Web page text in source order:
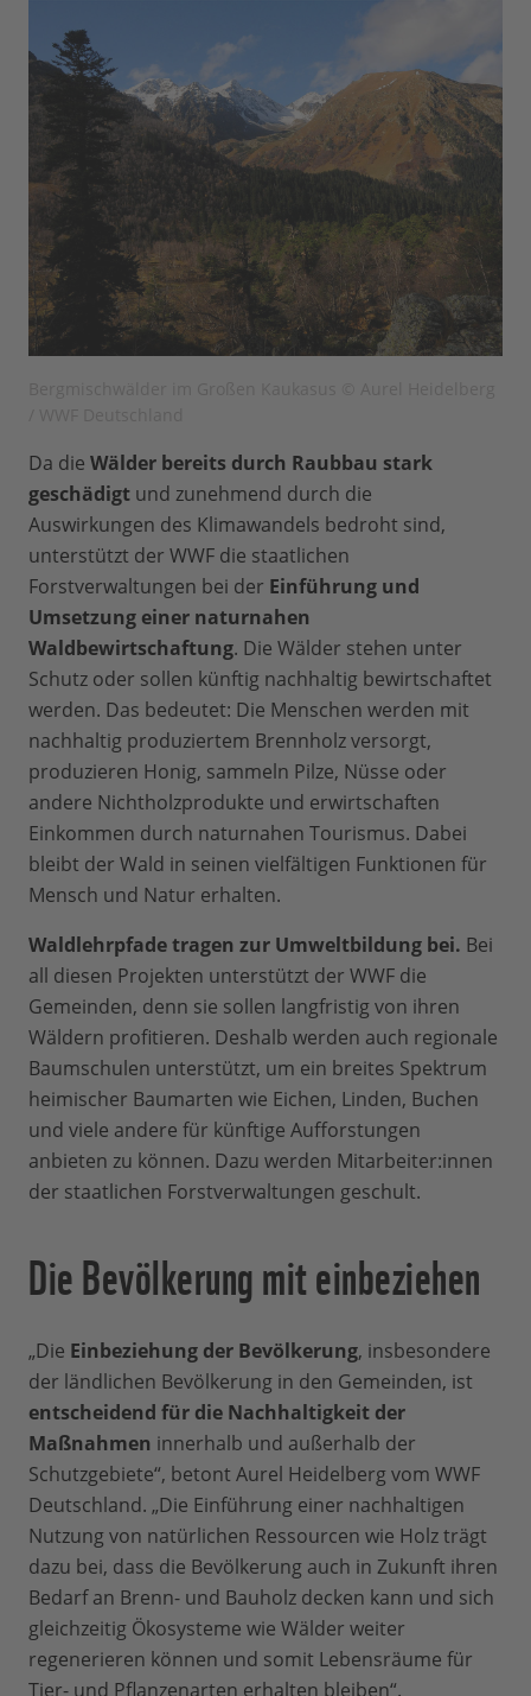
Da die Wälder bereits durch Raubbau stark
geschädigt und zunehmend durch die
Auswirkungen des Klimawandels bedroht sind,
unterstützt der WWF die staatlichen
Forstverwaltungen bei der Einführung und
Umsetzung einer naturnahen
Waldbewirtschaftung. Die Wälder stehen unter
Schutz oder sollen künftig nachhaltig bewirtschaftet
werden. Das bedeutet: Die Menschen werden mit
nachhaltig produziertem Brennholz versorgt,
produzieren Honig, sammeln Pilze, Nüsse oder
andere Nichtholzprodukte und erwirtschaften
Einkommen durch naturnahen Tourismus. Dabei
bleibt der Wald in seinen vielfältigen Funktionen für
Mensch und Natur erhalten.
Waldlehrpfade tragen zur Umweltbildung bei. Bei
all diesen Projekten unterstützt der WWF die
Gemeinden, denn sie sollen langfristig von ihren
Wäldern profitieren. Deshalb werden auch regionale
Baumschulen unterstützt, um ein breites Spektrum
heimischer Baumarten wie Eichen, Linden, Buchen
und viele andere für künftige Aufforstungen
anbieten zu können. Dazu werden Mitarbeiter:innen
der staatlichen Forstverwaltungen geschult.
Die Bevölkerung mit einbeziehen
„Die Einbeziehung der Bevölkerung, insbesondere
der ländlichen Bevölkerung in den Gemeinden, ist
entscheidend für die Nachhaltigkeit der
Maßnahmen innerhalb und außerhalb der
Schutzgebiete“, betont Aurel Heidelberg vom WWF
Deutschland. „Die Einführung einer nachhaltigen
Nutzung von natürlichen Ressourcen wie Holz trägt
dazu bei, dass die Bevölkerung auch in Zukunft ihren
Bedarf an Brenn- und Bauholz decken kann und sich
gleichzeitig Ökosysteme wie Wälder weiter
regenerieren können und somit Lebensräume für
Tier- und Pflanzenarten erhalten bleiben“.